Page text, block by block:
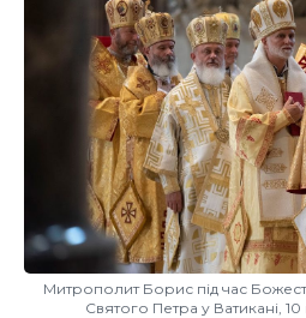
Митрополит Борис під час
Святого Петра у Ватикані,